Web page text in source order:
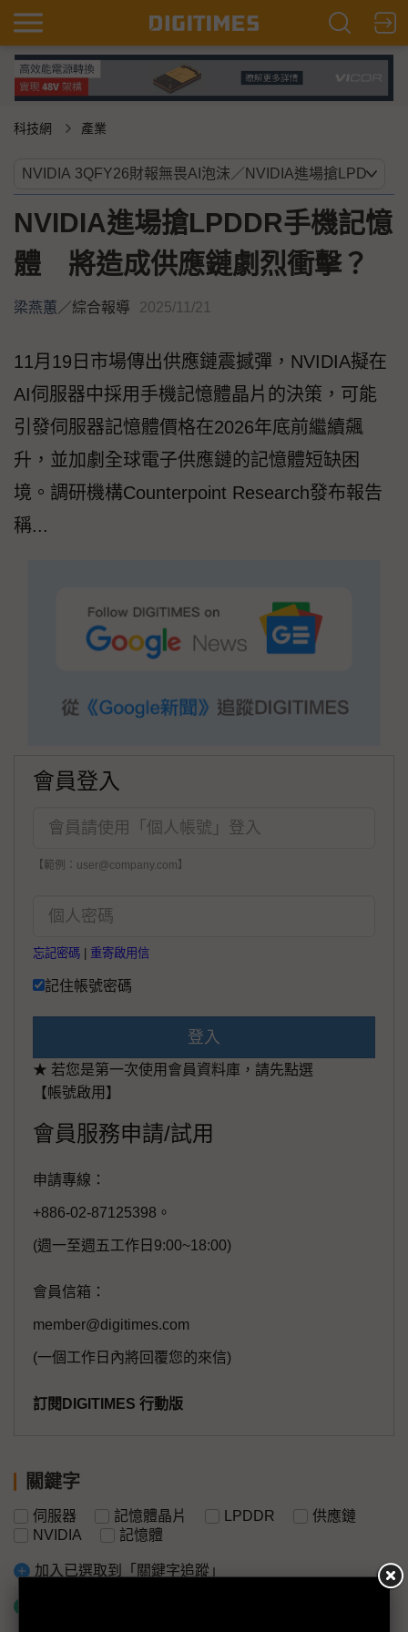
科技網 產業
NVIDIA進場搶LPDDR手機記憶
體 將造成供應鏈劇烈衝擊？
梁燕蕙／綜合報導 2025/11/21
11月19日市場傳出供應鏈震撼彈，NVIDIA擬在
AI伺服器中採用手機記憶體晶片的決策，可能
引發伺服器記憶體價格在2026年底前繼續飆
升，並加劇全球電子供應鏈的記憶體短缺困
境。調研機構Counterpoint Research發布報告
稱...
會員登入
【範例：user@company.com】
忘記密碼 重寄啟用信
記住帳號密碼
登入
★ 若您是第一次使用會員資料庫，請先點選
【帳號啟用】
會員服務申請/試用
申請專線：
+886-02-87125398。
(週一至週五工作日9:00~18:00)
會員信箱：
member@digitimes.com
(一個工作日內將回覆您的來信)
訂閱DIGITIMES 行動版
關鍵字
伺服器 記憶體晶片 LPDDR
供應鏈
NVIDIA
記憶體
加入已選取到「關鍵字追蹤」